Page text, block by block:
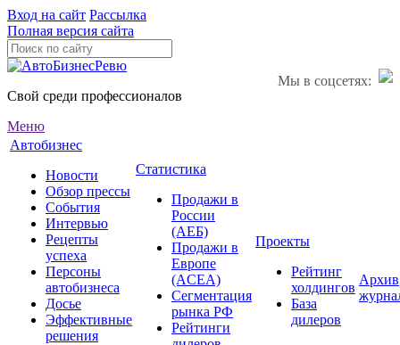
Вход на сайт Рассылка
Полная версия сайта
Мы в соцсетях:
Свой среди профессионалов
Меню
Автобизнес
Новости
Обзор прессы
События
Интервью
Рецепты
успеха
Персоны
автобизнеса
Досье
Эффективные
решения
Статистика
Продажи в
России
(АЕБ)
Продажи в
Европе
(ACEA)
Сегментация
рынка РФ
Рейтинги
Проекты
Рейтинг
холдингов
База
дилеров
Архив